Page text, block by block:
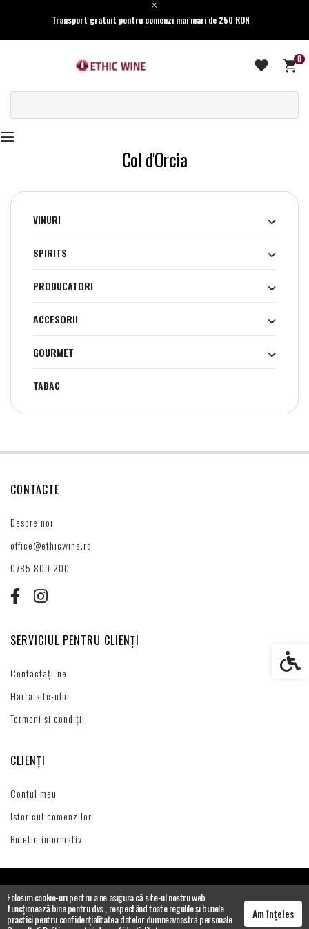
Transport gratuit pentru comenzi mai mari de 250 RON
0
Col d'Orcia
VINURI
SPIRITS
PRODUCATORI
ACCESORII
GOURMET
TABAC
Folosim cookie-uri pentru a ne asigura că site-ul nostru web
funcționează bine pentru dvs., respectând toate regulile și bunele
practici pentru confidențialitatea datelor dumneavoastră personale. Am înțeles
CONTACTE
Despre noi
office@ethicwine.ro
0785 800 200
SERVICIUL PENTRU CLIENȚI
Contactați-ne
Harta site-ului
Termeni și condiții
CLIENȚI
Contul meu
Istoricul comenzilor
Buletin informativ
Setări